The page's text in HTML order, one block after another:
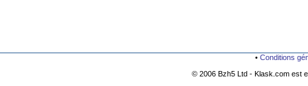
• Conditions
© 2006 Bzh5 Ltd - Klask.com est